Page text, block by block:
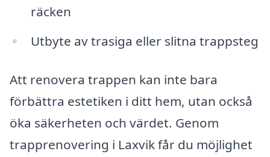
räcken
Utbyte av trasiga eller slitna trappsteg
Att renovera trappen kan inte bara
förbättra estetiken i ditt hem, utan också
öka säkerheten och värdet. Genom
trapprenovering i Laxvik får du möjlighet